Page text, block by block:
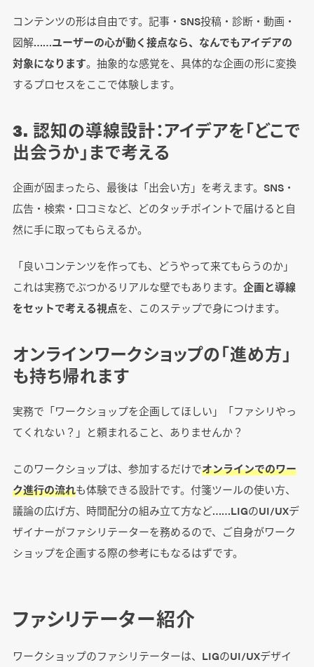
コンテンツの形は自由です。記事・SNS投稿・診断・動画・
図解……ユーザーの心が動く接点なら、なんでもアイデアの
対象になります。抽象的な感覚を、具体的な企画の形に変換
するプロセスをここで体験します。
3. 認知の導線設計：アイデアを「どこで
出会うか」まで考える
企画が固まったら、最後は「出会い方」を考えます。SNS・
広告・検索・口コミなど、どのタッチポイントで届けると自
然に手に取ってもらえるか。
「良いコンテンツを作っても、どうやって来てもらうのか」
これは実務でぶつかるリアルな壁でもあります。 企画と導線
をセットで考える視点を、このステップで身につけます。
オンラインワークショップの「進め方」
も持ち帰れます
実務で「ワークショップを企画してほしい」「ファシリやっ
てくれない？」と頼まれること、ありませんか？
このワークショップは、参加するだけでオンラインでのワー
ク進行の流れも体験できる設計です。付箋ツールの使い方、
議論の広げ方、時間配分の組み立て方など……LIGのUI/UXデ
ザイナーがファシリテーターを務めるので、ご自身がワーク
ショップを企画する際の参考にもなるはずです。
ファシリテーター紹介
ワークショップのファシリテーターは、LIGのUI/UXデザイ